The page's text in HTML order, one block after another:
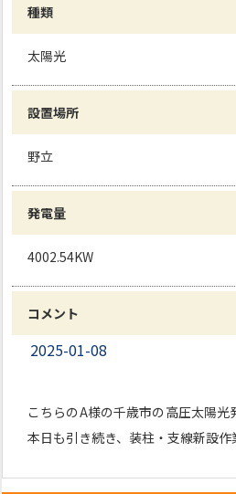
種類
太陽光
設置場所
野立
発電量
4002.54KW
コメント
2025-01-08
こちらのA様の千歳市の高圧太陽光
本日も引き続き、装柱・支線新設作